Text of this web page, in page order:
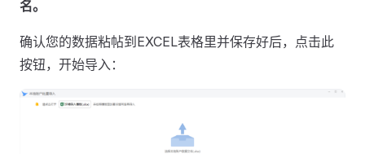
名。
确认您的数据粘帖到EXCEL表格里并保存好后，点击此
按钮，开始导入：